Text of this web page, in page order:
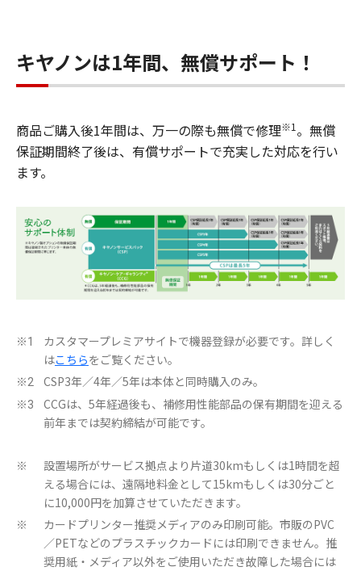
キヤノンは1年間、無償サポート！
商品ご購入後1年間は、万一の際も無償で修理※1 。無償
保証期間終了後は、有償サポートで充実した対応を行い
ます。
※1
カスタマープレミアサイトで機器登録が必要です。詳しく
はこちらをご覧ください。
※2 CSP3年／4年／5年は本体と同時購入のみ。
※3
CCGは、5年経過後も、補修用性能部品の保有期間を迎える
前年までは契約締結が可能です。
※
設置場所がサービス拠点より片道30kmもしくは1時間を超
える場合には、遠隔地料金として15kmもしくは30分ごと
に10,000円を加算させていただきます。
※
カードプリンター推奨メディアのみ印刷可能。市販のPVC
／PETなどのプラスチックカードには印刷できません。推
奨用紙・メディア以外をご使用いただき故障した場合には